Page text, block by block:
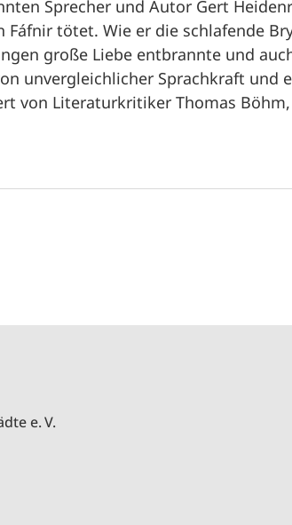
Sprecher und Autor Gert
Fáfnir tötet. Wie er die schlafende
große Liebe entbrannte und
unvergleichlicher Sprachkraft und
von Literaturkritiker Thomas
e. V.